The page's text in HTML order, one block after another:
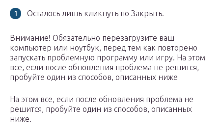
Осталось лишь кликнуть по Закрыть.
Внимание! Обязательно перезагрузите ваш
компьютер или ноутбук, перед тем как повторено
запускать проблемную программу или игру. На этом
все, если после обновления проблема не решится,
пробуйте один из способов, описанных ниже
На этом все, если после обновления проблема не
решится, пробуйте один из способов, описанных
ниже.